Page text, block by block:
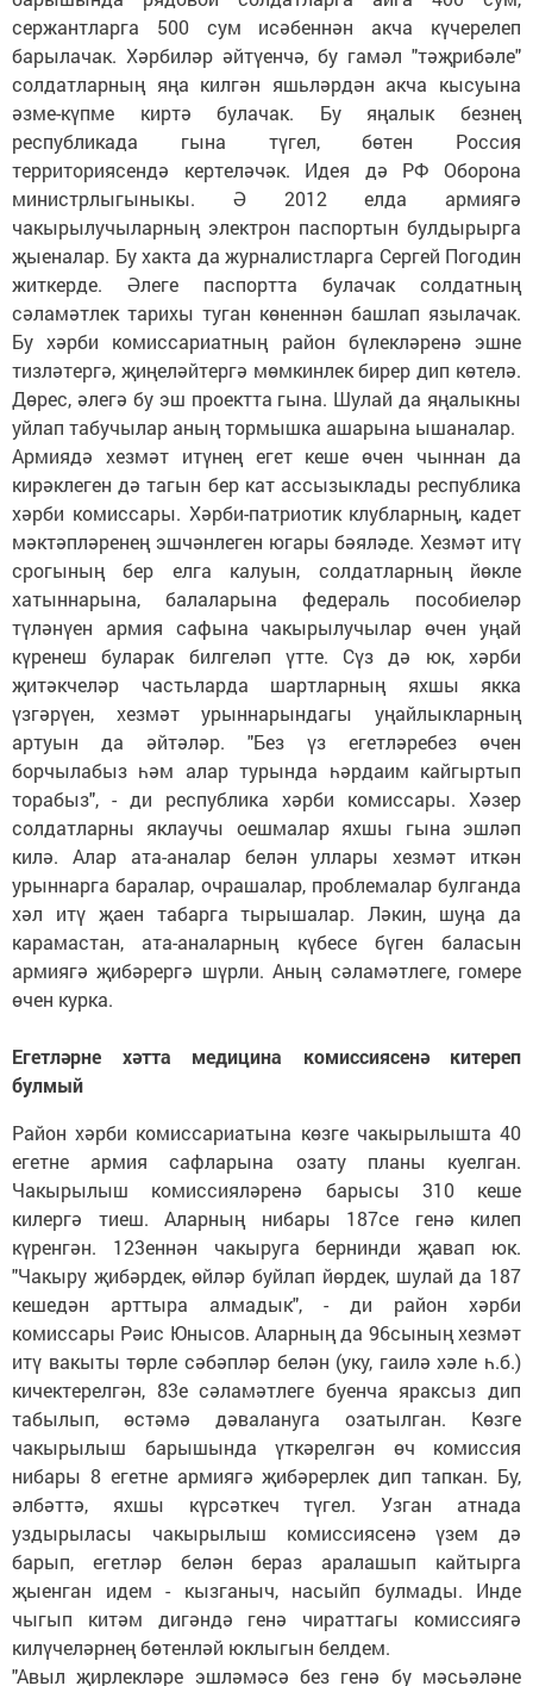
сержантларга 500 сум исәбеннән акча күчерелеп
барылачак. Хәрбиләр әйтүенчә, бу гамәл "тәҗрибәле"
солдатларның яңа килгән яшьләрдән акча кысуына
әзме-күпме киртә булачак. Бу яңалык безнең
республикада гына түгел, бөтен Россия
территориясендә кертеләчәк. Идея дә РФ Оборона
министрлыгыныкы. Ә 2012 елда армиягә
чакырылучыларның электрон паспортын булдырырга
җыеналар. Бу хакта да журналистларга Сергей Погодин
житкерде. Әлеге паспортта булачак солдатның
сәламәтлек тарихы туган көненнән башлап язылачак.
Бу хәрби комиссариатның район бүлекләренә эшне
тизләтергә, җиңеләйтергә мөмкинлек бирер дип көтелә.
Дөрес, әлегә бу эш проектта гына. Шулай да яңалыкны
уйлап табучылар аның тормышка ашарына ышаналар.
Армиядә хезмәт итүнең егет кеше өчен чыннан да
кирәклеген дә тагын бер кат ассызыклады республика
хәрби комиссары. Хәрби-патриотик клубларның, кадет
мәктәпләренең эшчәнлеген югары бәяләде. Хезмәт итү
срогының бер елга калуын, солдатларның йөкле
хатыннарына, балаларына федераль пособиеләр
түләнүен армия сафына чакырылучылар өчен уңай
күренеш буларак билгеләп үтте. Сүз дә юк, хәрби
җитәкчеләр частьларда шартларның яхшы якка
үзгәрүен, хезмәт урыннарындагы уңайлыкларның
артуын да әйтәләр. "Без үз егетләребез өчен
борчылабыз һәм алар турында һәрдаим кайгыртып
торабыз", - ди республика хәрби комиссары. Хәзер
солдатларны яклаучы оешмалар яхшы гына эшләп
килә. Алар ата-аналар белән уллары хезмәт иткән
урыннарга баралар, очрашалар, проблемалар булганда
хәл итү җаен табарга тырышалар. Ләкин, шуңа да
карамастан, ата-аналарның күбесе бүген баласын
армиягә җибәрергә шүрли. Аның сәламәтлеге, гомере
өчен курка.
Егетләрне хәтта медицина комиссиясенә китереп
булмый
Район хәрби комиссариатына көзге чакырылышта 40
егетне армия сафларына озату планы куелган.
Чакырылыш комиссияләренә барысы 310 кеше
килергә тиеш. Аларның нибары 187се генә килеп
күренгән. 123еннән чакыруга бернинди җавап юк.
"Чакыру җибәрдек, өйләр буйлап йөрдек, шулай да 187
кешедән арттыра алмадык", - ди район хәрби
комиссары Рәис Юнысов. Аларның да 96сының хезмәт
итү вакыты төрле сәбәпләр белән (уку, гаилә хәле һ.б.)
кичектерелгән, 83е сәламәтлеге буенча яраксыз дип
табылып, өстәмә дәвалануга озатылган. Көзге
чакырылыш барышында үткәрелгән өч комиссия
нибары 8 егетне армиягә җибәрерлек дип тапкан. Бу,
әлбәттә, яхшы күрсәткеч түгел. Узган атнада
уздырыласы чакырылыш комиссиясенә үзем дә
барып, егетләр белән бераз аралашып кайтырга
җыенган идем - кызганыч, насыйп булмады. Инде
чыгып китәм дигәндә генә чираттагы комиссиягә
килүчеләрнең бөтенләй юклыгын белдем.
"Авыл җирлекләре эшләмәсә без генә бу мәсьәләне